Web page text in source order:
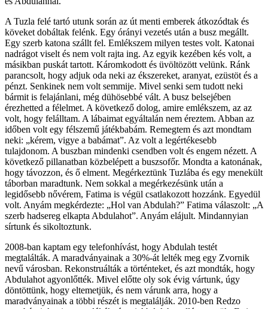
A Tuzla felé tartó utunk során az út menti emberek átkozódtak és
köveket dobáltak felénk. Egy órányi vezetés után a busz megállt.
Egy szerb katona szállt fel. Emlékszem milyen testes volt. Katonai
nadrágot viselt és nem volt rajta ing. Az egyik kezében kés volt, a
másikban puskát tartott. Káromkodott és üvöltözött velünk. Ránk
parancsolt, hogy adjuk oda neki az ékszereket, aranyat, ezüstöt és a
pénzt. Senkinek nem volt semmije. Mivel senki sem tudott neki
bármit is felajánlani, még dühösebbé vált. A busz belsejében
érezhetted a félelmet. A következő dolog, amire emlékszem, az az
volt, hogy felálltam. A lábaimat egyáltalán nem éreztem. Abban az
időben volt egy félszemű játékbabám. Remegtem és azt mondtam
neki: „kérem, vigye a babámat”. Az volt a legértékesebb
tulajdonom. A buszban mindenki csendben volt és engem nézett. A
következő pillanatban közbelépett a buszsofőr. Mondta a katonának,
hogy távozzon, és ő elment. Megérkeztünk Tuzlába és egy menekült
táborban maradtunk. Nem sokkal a megérkezésünk után a
legidősebb nővérem, Fatima is végül csatlakozott hozzánk. Egyedül
volt. Anyám megkérdezte: „Hol van Abdulah?” Fatima válaszolt: „A
szerb hadsereg elkapta Abdulahot”. Anyám elájult. Mindannyian
sírtunk és sikoltoztunk.
2008-ban kaptam egy telefonhívást, hogy Abdulah testét
megtalálták. A maradványainak a 30%-át lelték meg egy Zvornik
nevű városban. Rekonstruálták a történteket, és azt mondták, hogy
Abdulahot agyonlőtték. Mivel előtte oly sok évig vártunk, úgy
döntöttünk, hogy eltemetjük, és nem várunk arra, hogy a
maradványainak a többi részét is megtalálják. 2010-ben Redzo